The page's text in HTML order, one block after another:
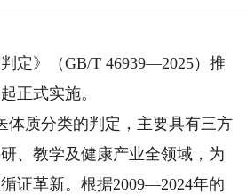
》（GB/T 46939—2025）推
正式实施。
质分类的判定，主要具有三方
、教学及健康产业全领域，为
证革新。根据2009—2024年的